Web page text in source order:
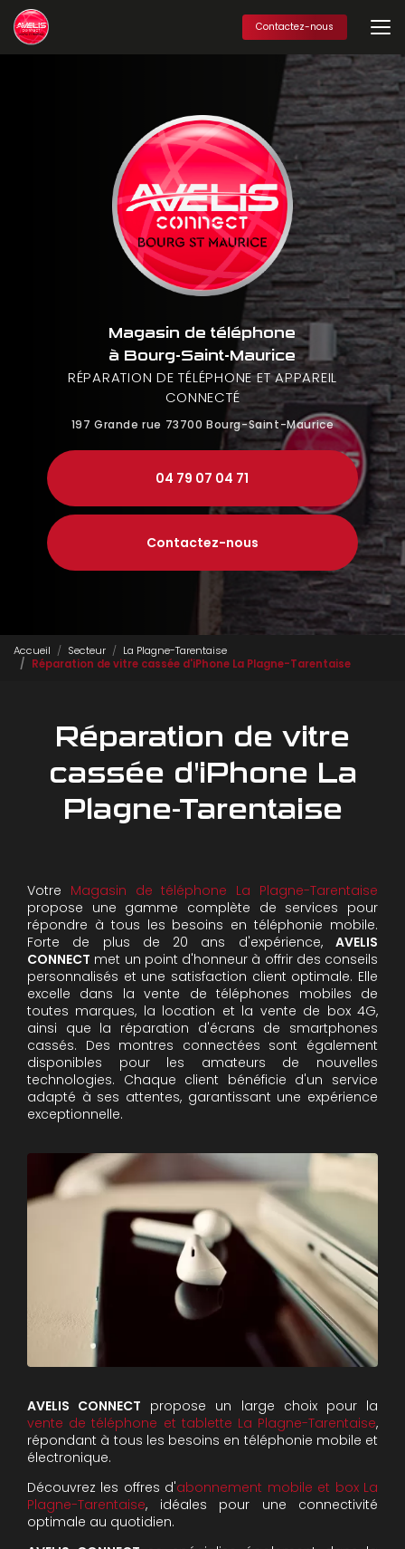
Aller
au
contenu
principal
Contactez-nous
Magasin de téléphone
à Bourg-Saint-Maurice
RÉPARATION DE TÉLÉPHONE ET APPAREIL
CONNECTÉ
197 Grande rue 73700 Bourg-Saint-Maurice
04 79 07 04 71
Contactez-nous
Accueil Secteur
La Plagne-Tarentaise
Réparation de vitre cassée d'iPhone La Plagne-Tarentaise
Réparation de vitre
cassée d'iPhone La
Plagne-Tarentaise
Votre Magasin de téléphone La Plagne-Tarentaise
propose une gamme complète de services pour
répondre à tous les besoins en téléphonie mobile.
Forte de plus de 20 ans d'expérience, AVELIS
CONNECT met un point d'honneur à offrir des conseils
personnalisés et une satisfaction client optimale. Elle
excelle dans la vente de téléphones mobiles de
toutes marques, la location et la vente de box 4G,
ainsi que la réparation d'écrans de smartphones
cassés. Des montres connectées sont également
disponibles pour les amateurs de nouvelles
technologies. Chaque client bénéficie d'un service
adapté à ses attentes, garantissant une expérience
exceptionnelle.
AVELIS CONNECT propose un large choix pour la
vente de téléphone et tablette La Plagne-Tarentaise,
répondant à tous les besoins en téléphonie mobile et
électronique.
Découvrez les offres d'abonnement mobile et box La
Plagne-Tarentaise, idéales pour une connectivité
optimale au quotidien.